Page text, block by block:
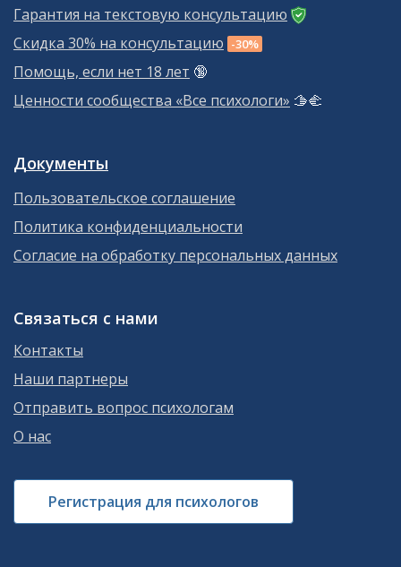
Гарантия на текстовую консультацию
Скидка 30% на консультацию -30%
Помощь, если нет 18 лет 🔞
Ценности сообщества «Все психологи» 🫱‍🫲
Документы
Пользовательское соглашение
Политика конфиденциальности
Согласие на обработку персональных данных
Связаться с нами
Контакты
Наши партнеры
Отправить вопрос психологам
О нас
Регистрация для психологов